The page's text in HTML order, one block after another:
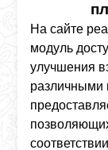
На сайте
модуль
улучшения
различными